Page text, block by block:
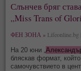
Слънчев бряг
„Miss Trans of
ФЕН ЗОНА » Lifeonline.bg
На 20 юни „
бляскав формат,
самочувствието в